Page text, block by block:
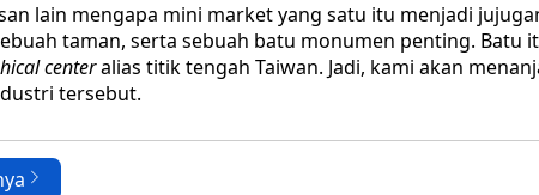
lain mengapa mini market yang satu itu menjadi
taman, serta sebuah batu monumen penting. Batu
centeralias titik tengah Taiwan. Jadi, kami akan
tersebut.